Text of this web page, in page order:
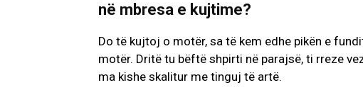
në mbresa e kujtime?
Do të kujtoj o motër, sa të kem edhe pikën e
motër. Dritë tu bëftë shpirti në parajsë, ti rreze
ma kishe skalitur me tinguj të artë.